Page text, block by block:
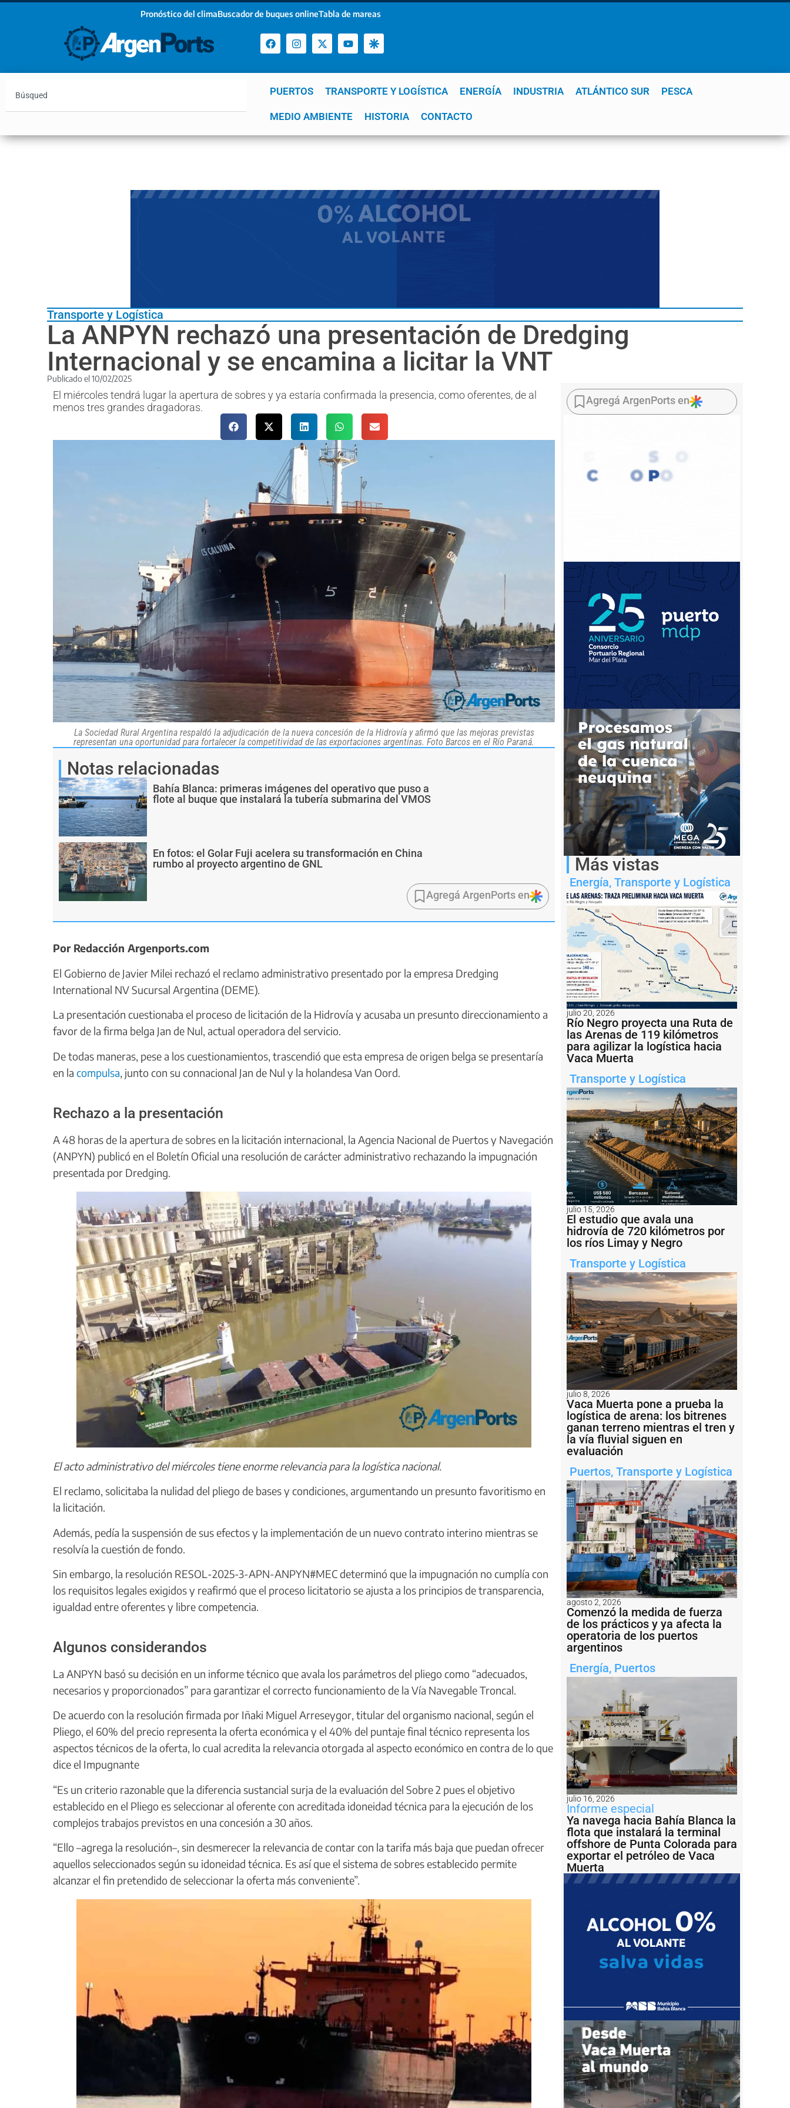
Pronóstico del climaBuscador de buques onlineTabla de mareas
PUERTOS TRANSPORTE Y LOGÍSTICA ENERGÍA INDUSTRIA ATLÁNTICO SUR PESCA
MEDIO AMBIENTE HISTORIA CONTACTO
YPF GNL Mar del Plata Patagonia Quequén
Transporte y Logística
La ANPYN rechazó una presentación de Dredging
Internacional y se encamina a licitar la VNT
Publicado el 10/02/2025
El miércoles tendrá lugar la apertura de sobres y ya estaría confirmada la presencia, como oferentes, de al
menos tres grandes dragadoras.
La Sociedad Rural Argentina respaldó la adjudicación de la nueva concesión de la Hidrovía y afirmó que las mejoras previstas
representan una oportunidad para fortalecer la competitividad de las exportaciones argentinas. Foto Barcos en el Río Paraná.
Notas relacionadas
Bahía Blanca: primeras imágenes del operativo que puso a
flote al buque que instalará la tubería submarina del VMOS
En fotos: el Golar Fuji acelera su transformación en China
rumbo al proyecto argentino de GNL
Agregá ArgenPorts en
Por Redacción Argenports.com
El Gobierno de Javier Milei rechazó el reclamo administrativo presentado por la empresa Dredging
International NV Sucursal Argentina (DEME).
La presentación cuestionaba el proceso de licitación de la Hidrovía y acusaba un presunto direccionamiento a
favor de la firma belga Jan de Nul, actual operadora del servicio.
De todas maneras, pese a los cuestionamientos, trascendió que esta empresa de origen belga se presentaría
en la compulsa , junto con su connacional Jan de Nul y la holandesa Van Oord.
Rechazo a la presentación
A 48 horas de la apertura de sobres en la licitación internacional, la Agencia Nacional de Puertos y Navegación
(ANPYN) publicó en el Boletín Oficial una resolución de carácter administrativo rechazando la impugnación
presentada por Dredging.
El acto administrativo del miércoles tiene enorme relevancia para la logística nacional.
El reclamo, solicitaba la nulidad del pliego de bases y condiciones, argumentando un presunto favoritismo en
la licitación.
Además, pedía la suspensión de sus efectos y la implementación de un nuevo contrato interino mientras se
resolvía la cuestión de fondo.
Sin embargo, la resolución RESOL-2025-3-APN-ANPYN#MEC determinó que la impugnación no cumplía con
los requisitos legales exigidos y reafirmó que el proceso licitatorio se ajusta a los principios de transparencia,
igualdad entre oferentes y libre competencia.
Algunos considerandos
La ANPYN basó su decisión en un informe técnico que avala los parámetros del pliego como “adecuados,
necesarios y proporcionados” para garantizar el correcto funcionamiento de la Vía Navegable Troncal.
De acuerdo con la resolución firmada por Iñaki Miguel Arreseygor, titular del organismo nacional, según el
Pliego, el 60% del precio representa la oferta económica y el 40% del puntaje final técnico representa los
aspectos técnicos de la oferta, lo cual acredita la relevancia otorgada al aspecto económico en contra de lo que
dice el Impugnante
“Es un criterio razonable que la diferencia sustancial surja de la evaluación del Sobre 2 pues el objetivo
establecido en el Pliego es seleccionar al oferente con acreditada idoneidad técnica para la ejecución de los
complejos trabajos previstos en una concesión a 30 años.
“Ello –agrega la resolución–, sin desmerecer la relevancia de contar con la tarifa más baja que puedan ofrecer
aquellos seleccionados según su idoneidad técnica. Es así que el sistema de sobres establecido permite
alcanzar el fin pretendido de seleccionar la oferta más conveniente”.
Agregá ArgenPorts en
Más vistas
Energía, Transporte y Logística
julio 20, 2026
Río Negro proyecta una Ruta de
las Arenas de 119 kilómetros
para agilizar la logística hacia
Vaca Muerta
Transporte y Logística
julio 15, 2026
El estudio que avala una
hidrovía de 720 kilómetros por
los ríos Limay y Negro
Transporte y Logística
julio 8, 2026
Vaca Muerta pone a prueba la
logística de arena: los bitrenes
ganan terreno mientras el tren y
la vía fluvial siguen en
evaluación
Puertos, Transporte y Logística
agosto 2, 2026
Comenzó la medida de fuerza
de los prácticos y ya afecta la
operatoria de los puertos
argentinos
Energía, Puertos
julio 16, 2026
Informe especial
Ya navega hacia Bahía Blanca la
flota que instalará la terminal
offshore de Punta Colorada para
exportar el petróleo de Vaca
Muerta
¡Sumate a nuestro Newsletter!
Email
Estoy de acuerdo con las condiciones y políticas de